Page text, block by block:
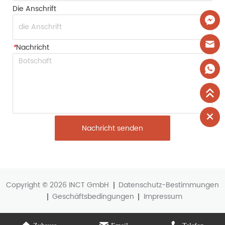
Die Anschrift
*Nachricht
Nachricht senden
Copyright © 2026 INCT GmbH
Datenschutz-Bestimmungen
Geschäftsbedingungen
Impressum